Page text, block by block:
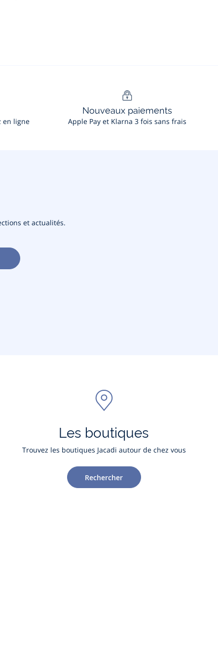
en ligne
Nouveaux paiements
Apple Pay et Klarna 3 fois sans frais
et actualités.
Les boutiques
Trouvez les boutiques Jacadi autour de chez vous
Rechercher